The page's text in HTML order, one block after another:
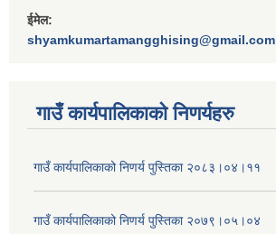
ईमेल:
shyamkumartamangghising@gmail.com
गाउँ कार्यपालिकाकाे निणर्यहरु
गाउँ कार्यपालिकाको निणर्य पुस्तिका २०८३।०४।११
गाउँ कार्यपालिकाको निणर्य पुस्तिका २०७९।०५।०४